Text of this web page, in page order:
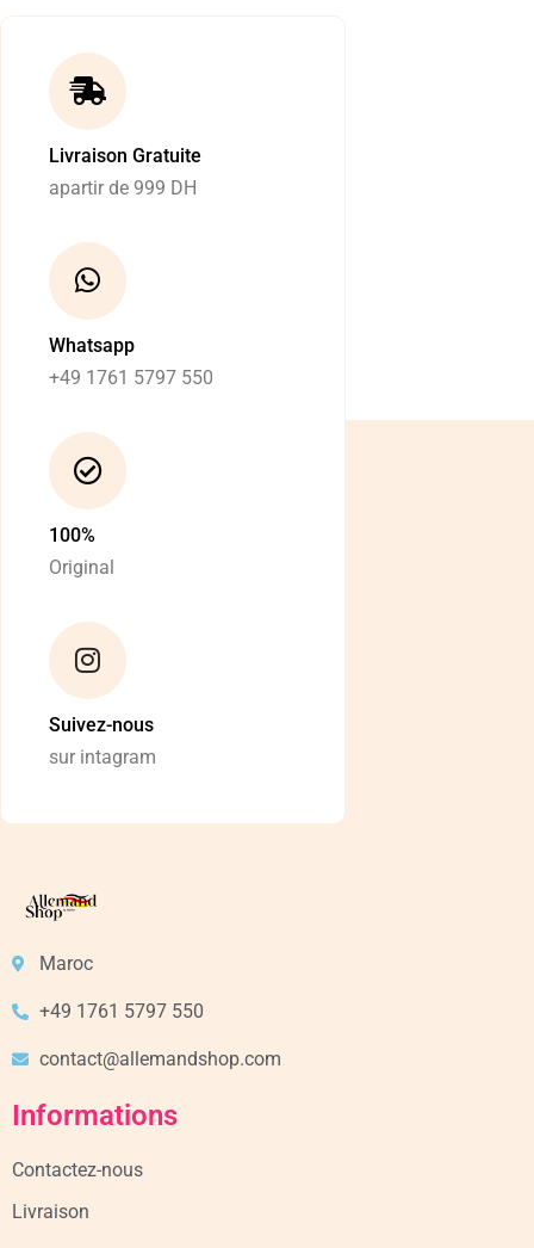
Livraison Gratuite
apartir de 999 DH
Whatsapp
+49 1761 5797 550
100%
Original
Suivez-nous
sur intagram
Maroc
+49 1761 5797 550
contact@allemandshop.com
Informations
Contactez-nous
Livraison